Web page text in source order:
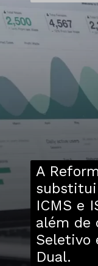
A
substitui
ICMS e
além de
Seletivo
Dual.